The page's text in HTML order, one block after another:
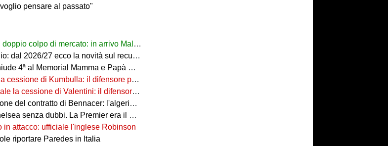
pensare al passato"
colpo di mercato: in arrivo Maldini e Kevin Carlos
dal 2026/27 ecco la novità sul recupero
4ª al Memorial Mamma e Papà Cairo
di Kumbulla: il difensore passa al Rayo Vallecano
di Valentini: il difensore passa al Deportivo Alavés
di Bennacer: l'algerino saluta dopo sette anni
senza dubbi. La Premier era il mio sogno"
in attacco: ufficiale l'inglese Robinson
riportare Paredes in Italia